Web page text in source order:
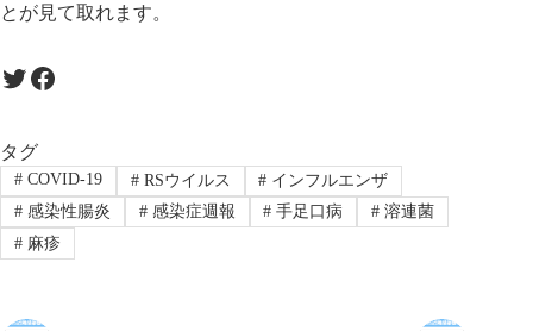
とが見て取れます。
Twitter Facebook
タグ
#COVID-19 #RSウイルス # インフルエンザ
#感染性腸炎 #感染症週報 # 手足口病 # 溶連菌
#麻疹